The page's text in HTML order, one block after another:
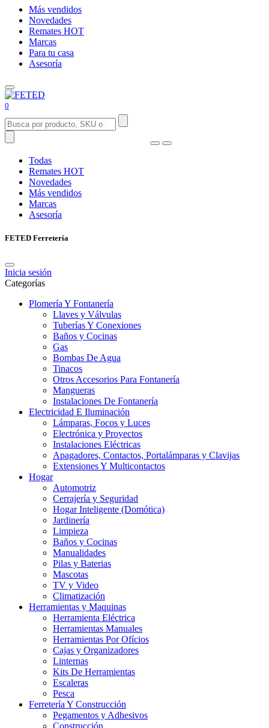
Más vendidos
Novedades
Remates HOT
Marcas
Para tu casa
Asesoría
0
Todas
Remates HOT
Novedades
Más vendidos
Marcas
Asesoría
FETED Ferretería
Inicia sesión
Categorías
Plomería Y Fontanería
Llaves y Válvulas
Tuberías Y Conexiones
Baños y Cocinas
Gas
Bombas De Agua
Tinacos
Otros Accesorios Para Fontanería
Mangueras
Instalaciones De Fontanería
Electricidad E Iluminación
Lámparas, Focos y Luces
Electrónica y Proyectos
Instalaciones Eléctricas
Apagadores, Contactos, Portalámparas y Clavijas
Extensiones Y Multicontactos
Hogar
Automotriz
Cerrajería y Seguridad
Hogar Inteligente (Domótica)
Jardinería
Limpieza
Baños y Cocinas
Manualidades
Pilas y Baterias
Mascotas
TV y Video
Climatización
Herramientas y Maquinas
Herramienta Eléctrica
Herramientas Manuales
Herramientas Por Ofícios
Cajas y Organizadores
Linternas
Kits De Herramientas
Escaleras
Pesca
Ferretería Y Construcción
Pegamentos y Adhesivos
Construcción